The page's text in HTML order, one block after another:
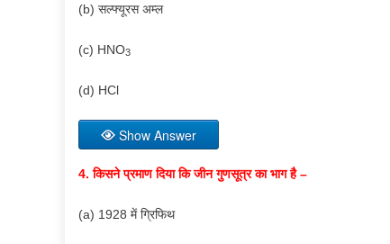
(b) सल्फ्यूरस अम्ल
(c) HNO3
(d) HCl
Show Answer
4. किसने प्रमाण दिया कि जीन गुणसूत्र का भाग है –
(a) 1928 में ग्रिफिथ